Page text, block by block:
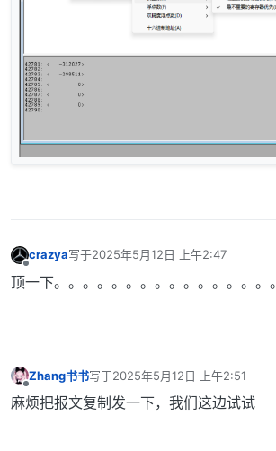
离线
crazya写于2025年5月12日 上午2:47
最后由 编辑
顶一下。。。。。。。。。。。。。。。。
Zhang书书写于2025年5月12日 上午2:51
最后由 编辑
麻烦把报文复制发一下，我们这边试试